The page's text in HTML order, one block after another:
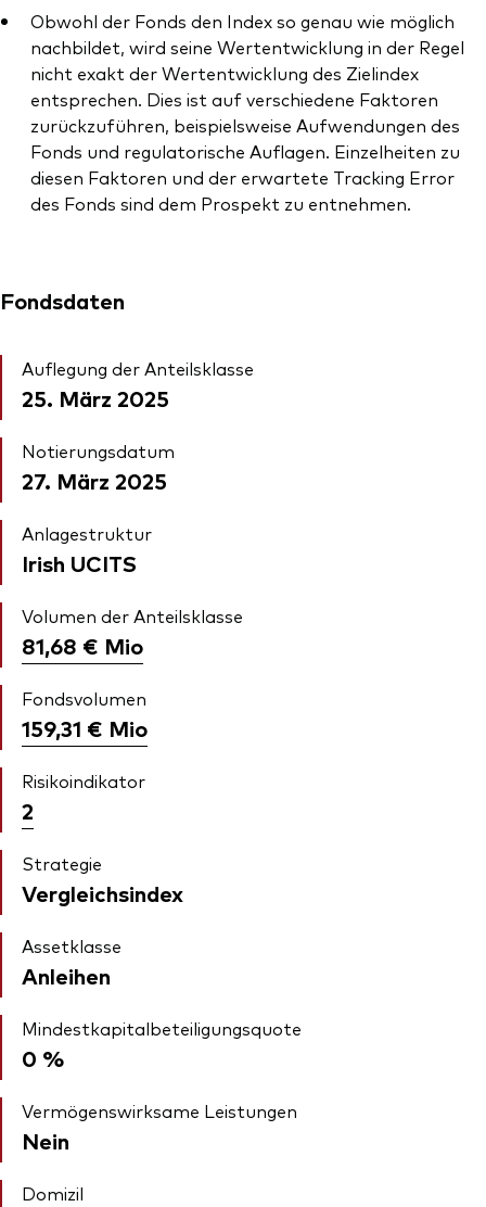
Obwohl der Fonds den Index so genau wie möglich
nachbildet, wird seine Wertentwicklung in der Regel
nicht exakt der Wertentwicklung des Zielindex
entsprechen. Dies ist auf verschiedene Faktoren
zurückzuführen, beispielsweise Aufwendungen des
Fonds und regulatorische Auflagen. Einzelheiten zu
diesen Faktoren und der erwartete Tracking Error
des Fonds sind dem Prospekt zu entnehmen.
Fondsdaten
Auflegung der Anteilsklasse
25. März 2025
Notierungsdatum
27. März 2025
Anlagestruktur
Irish UCITS
Volumen der Anteilsklasse
81,68 € Mio
Fondsvolumen
159,31 € Mio
Risikoindikator
2
Strategie
Vergleichsindex
Assetklasse
Anleihen
Mindestkapitalbeteiligungsquote
0 %
Vermögenswirksame Leistungen
Nein
Domizil